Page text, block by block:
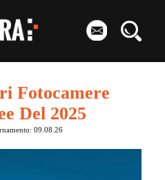
Fotocamere
Del 2025
09.08.26